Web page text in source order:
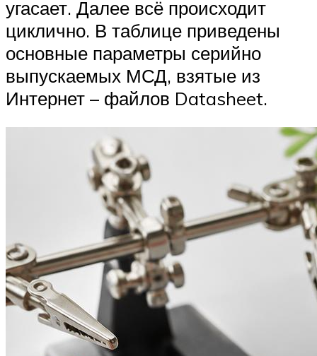
угасает. Далее всё происходит
циклично. В таблице приведены
основные параметры серийно
выпускаемых МСД, взятые из
Интернет – файлов Datasheet.